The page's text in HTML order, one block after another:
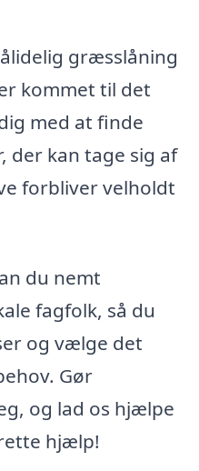
græsslåning
kommet til det
med at finde
der kan tage sig af
forbliver velholdt
du nemt
fagfolk, så du
og vælge det
Gør
og lad os hjælpe
hjælp!